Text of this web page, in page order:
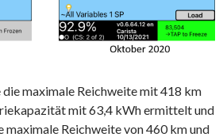
maximale Reichweite mit 418 km
mit 63,4 kWh ermittelt und
Reichweite von 460 km und